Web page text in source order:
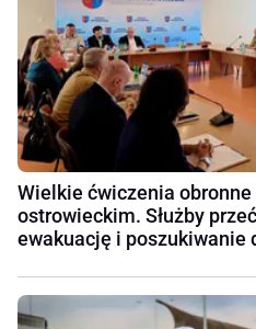
Wielkie ćwiczenia
ostrowieckim. Służby
ewakuację i poszukiwanie